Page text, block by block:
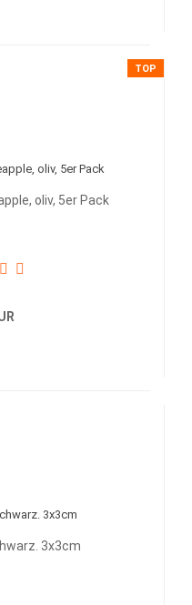
TOP
oliv, 5er Pack
3x3cm